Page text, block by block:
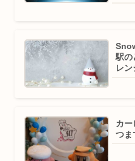
駅の
レン
カー
つま